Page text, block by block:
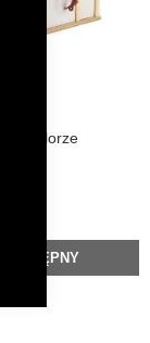
w kolorze
DOSTĘPNY